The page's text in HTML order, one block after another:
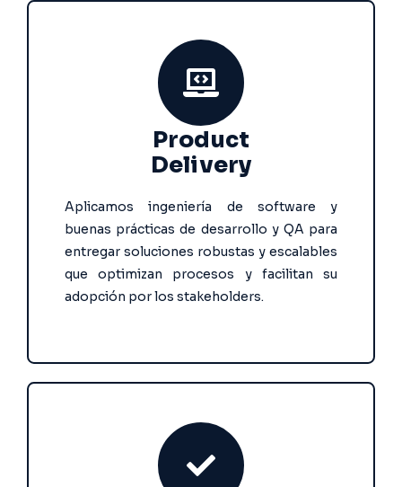
Product
Delivery
Aplicamos ingeniería de software y
buenas prácticas de desarrollo y QA para
entregar soluciones robustas y escalables
que optimizan procesos y facilitan su
adopción por los stakeholders.